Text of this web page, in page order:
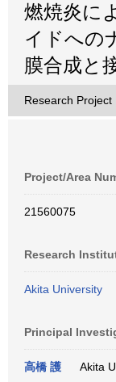
燃焼炎に
イドへの
膜合成と
Research Project
Project/Area
21560075
Research
Akita University
Principal
高橋 護 Akita